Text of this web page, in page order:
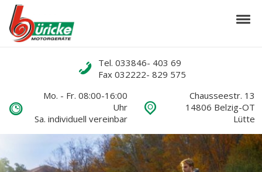
Skip to navigation
Skip to content
Büricke-Motorgeräte
Ihr Partner für Garten- und Kommunaltechnik
Call us
Tel. 033846- 403 69
Fax 032222- 829 575
Mo. - Fr. 08:00-16:00
Uhr
Sa. individuell vereinbar
Chausseestr. 13
14806 Belzig-OT
Lütte